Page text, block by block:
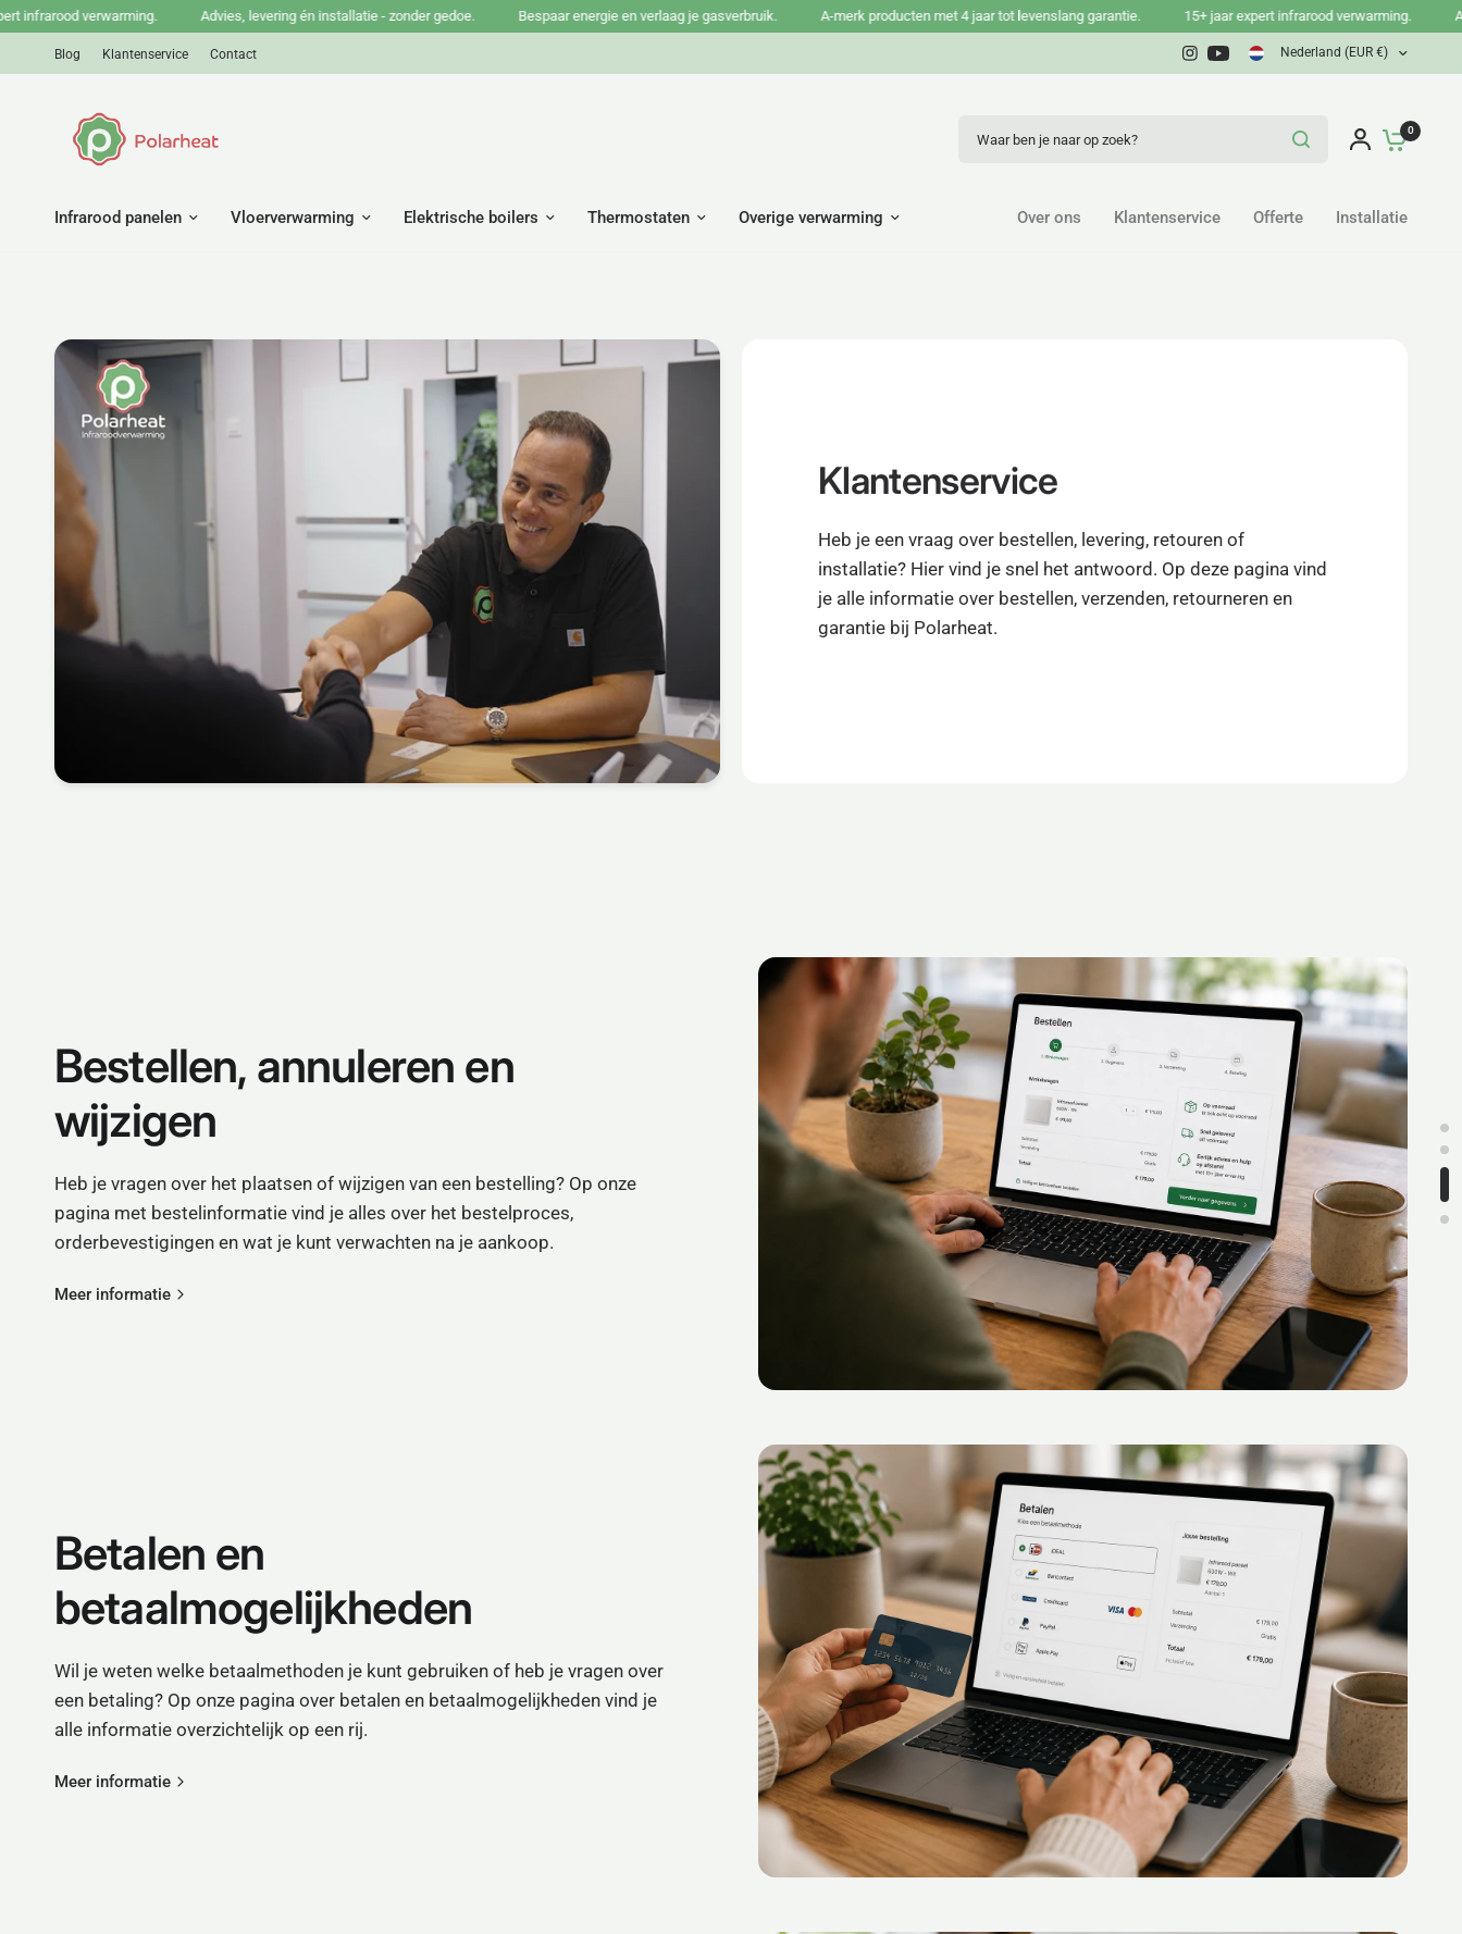
verwarming. Advies, levering én installatie - zonder gedoe. Bespaar energie en verlaag je gasverbruik. A-merk producten met 4 jaar tot levenslang garantie. 15+ jaar expert infrarood verwarming.
Blog Klantenservice Contact Nederland (EUR €)
0
Infrarood panelen Vloerverwarming Elektrische boilers Thermostaten Overige verwarming Over ons Klantenservice Offerte Installatie
Klantenservice
Heb je een vraag over bestellen, levering, retouren of
installatie? Hier vind je snel het antwoord. Op deze pagina vind
je alle informatie over bestellen, verzenden, retourneren en
garantie bij Polarheat.
Bestellen, annuleren en
wijzigen
Heb je vragen over het plaatsen of wijzigen van een bestelling? Op onze
pagina met bestelinformatie vind je alles over het bestelproces,
orderbevestigingen en wat je kunt verwachten na je aankoop.
Meer informatie
Betalen en
betaalmogelijkheden
Wil je weten welke betaalmethoden je kunt gebruiken of heb je vragen over
een betaling? Op onze pagina over betalen en betaalmogelijkheden vind je
alle informatie overzichtelijk op een rij.
Meer informatie